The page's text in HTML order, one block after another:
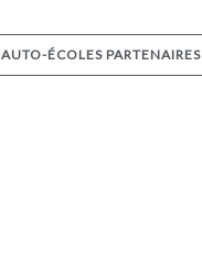
AUTO-ÉCOLES PARTENAIRES
AUTO-ÉCOLES PARTENAIRES